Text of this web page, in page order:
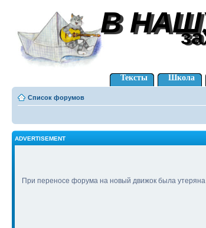
В
В
Тексты Школа
Список форумов
ADVERTISEMENT
При переносе форума на новый движок была